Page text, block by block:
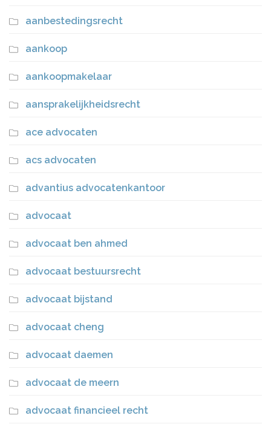
aanbestedingsrecht
aankoop
aankoopmakelaar
aansprakelijkheidsrecht
ace advocaten
acs advocaten
advantius advocatenkantoor
advocaat
advocaat ben ahmed
advocaat bestuursrecht
advocaat bijstand
advocaat cheng
advocaat daemen
advocaat de meern
advocaat financieel recht